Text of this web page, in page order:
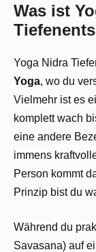
Was ist
Yoga Nidra
Yoga, wo du
Vielmehr ist es
komplett wach
eine andere
immens
Person kommt
Prinzip bist du
Während du
Savasana) auf